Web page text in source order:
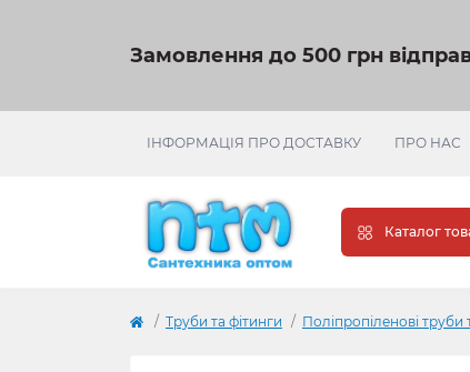
Замовлення до 500 грн
ІНФОРМАЦІЯ ПРО ДОСТАВКУ ПРО НАС
Каталог
Труби та фітинги Поліпропіленові труби